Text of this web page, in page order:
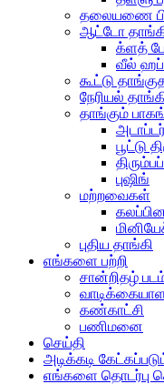
தலையணை
ஆட்டோ
க்ளத்
வீல் ஹப்
கூட்டு
நேரியல்
தாங்கும்
பூட்டு
புஷிங்
மற்றவைகள்
புதிய தாங்கி
எங்களை பற்றி
சான்றிதழ்
கண்காட்சி
பணிமனை
செய்தி
அடிக்கடி
எங்களை தொடர்பு